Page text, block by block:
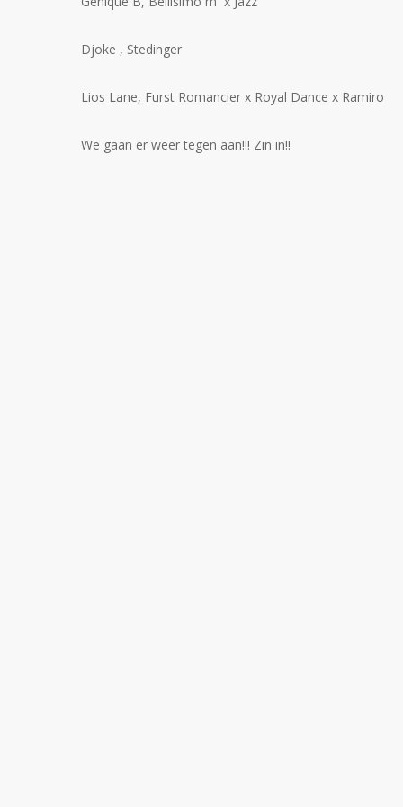
Djoke , Stedinger
Lios Lane, Furst Romancier x Royal Dance x Ramiro
We gaan er weer tegen aan!!! Zin in!!